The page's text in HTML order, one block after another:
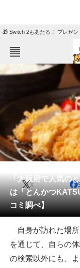
🎁 Switch 2もあたる！ プレゼン
ねとらぼメニュー
グルメ
住まい
動物
会員記事
メディア
注目記事を集めた総
ITの今と未来を見通
スマホと通信の最新
「大阪府で人気の
は「とんかつ
コミ調べ】
X
自身が訪れた場所
を通じて、自らの
の検索以外にも、